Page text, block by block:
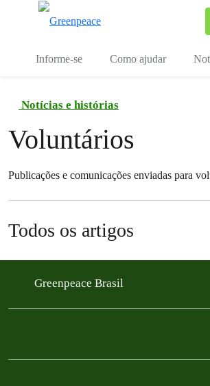
Informe-se Como ajudar
Notícias e histórias
Voluntários
Publicações e comunicações enviadas para
Todos os artigos
Greenpeace Brasil